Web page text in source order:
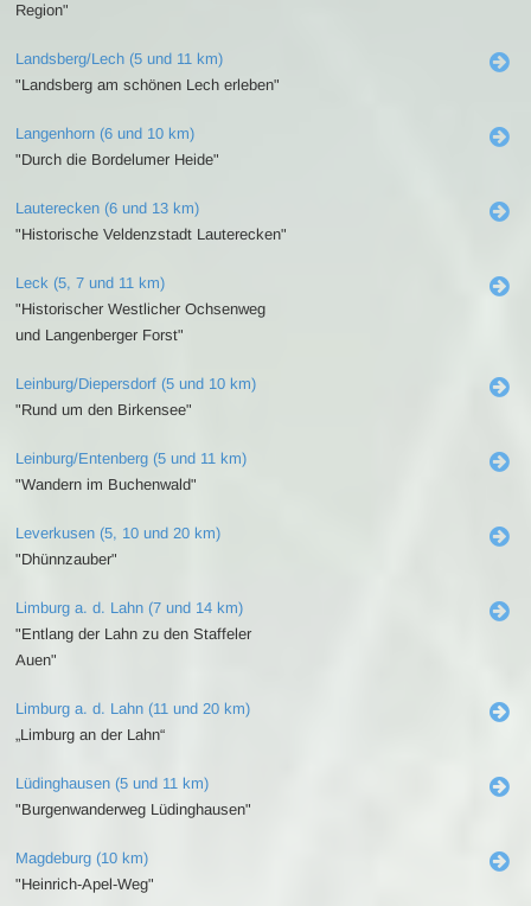
Region"
Landsberg/Lech (5 und 11 km)
"Landsberg am schönen Lech erleben"
Langenhorn (6 und 10 km)
"Durch die Bordelumer Heide"
Lauterecken (6 und 13 km)
"Historische Veldenzstadt Lauterecken"
Leck (5, 7 und 11 km)
"Historischer Westlicher Ochsenweg
und Langenberger Forst"
Leinburg/Diepersdorf (5 und 10 km)
"Rund um den Birkensee"
Leinburg/Entenberg (5 und 11 km)
"Wandern im Buchenwald"
Leverkusen (5, 10 und 20 km)
"Dhünnzauber"
Limburg a. d. Lahn (7 und 14 km)
"Entlang der Lahn zu den Staffeler
Auen"
Limburg a. d. Lahn (11 und 20 km)
„Limburg an der Lahn“
Lüdinghausen (5 und 11 km)
"Burgenwanderweg Lüdinghausen"
Magdeburg (10 km)
"Heinrich-Apel-Weg"